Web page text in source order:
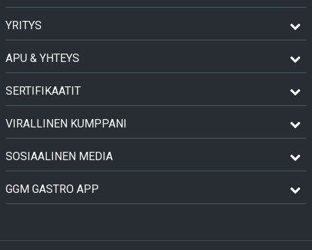
YRITYS
APU & YHTEYS
SERTIFIKAATIT
VIRALLINEN KUMPPANI
SOSIAALINEN MEDIA
GGM GASTRO APP